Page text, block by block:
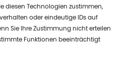
diesen Technologien zustimmen,
oder eindeutige IDs auf
Sie Ihre Zustimmung nicht erteilen
Funktionen beeinträchtigt
(IBW) in Friedrichshain
Allee 56a.